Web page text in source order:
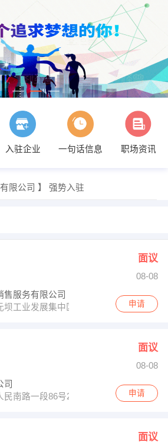
入驻企业 一句话信息 职场资讯
发布 [工程项目专员 ] 招聘信息
有限公司 】 强势入驻
茜迪涂料有限公司 】 强势入驻
面议
08-08
售服务有限公司
坝工业发展集中区
申请
面议
08-08
司
民南路一段86号26楼10号
申请
面议